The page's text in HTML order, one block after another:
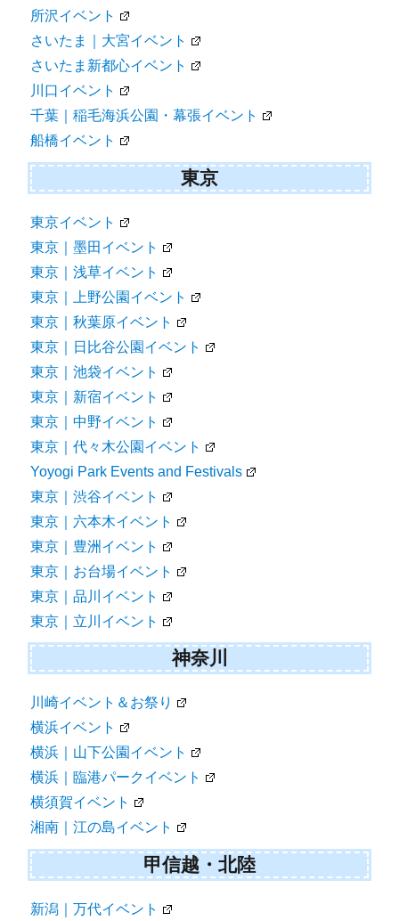
所沢イベント
さいたま｜大宮イベント
さいたま新都心イベント
川口イベント
千葉｜稲毛海浜公園・幕張イベント
船橋イベント
東京
東京イベント
東京｜墨田イベント
東京｜浅草イベント
東京｜上野公園イベント
東京｜秋葉原イベント
東京｜日比谷公園イベント
東京｜池袋イベント
東京｜新宿イベント
東京｜中野イベント
東京｜代々木公園イベント
Yoyogi Park Events and Festivals
東京｜渋谷イベント
東京｜六本木イベント
東京｜豊洲イベント
東京｜お台場イベント
東京｜品川イベント
東京｜立川イベント
神奈川
川崎イベント＆お祭り
横浜イベント
横浜｜山下公園イベント
横浜｜臨港パークイベント
横須賀イベント
湘南｜江の島イベント
甲信越・北陸
新潟｜万代イベント